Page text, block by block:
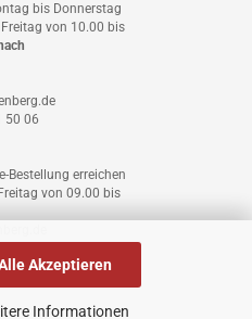
Akzeptieren
Informationen
bis Donnerstag
von 10.00 bis
50 06
Bestellung erreichen
von 09.00 bis